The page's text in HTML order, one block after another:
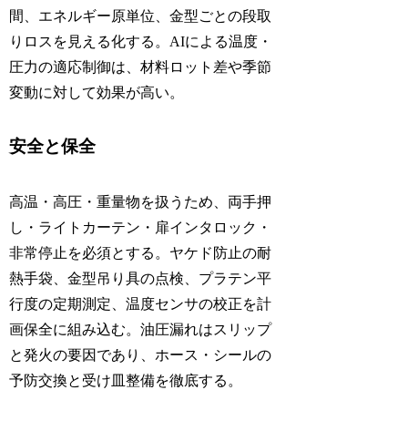
間、エネルギー原単位、金型ごとの段取
りロスを見える化する。AIによる温度・
圧力の適応制御は、材料ロット差や季節
変動に対して効果が高い。
安全と保全
高温・高圧・重量物を扱うため、両手押
し・ライトカーテン・扉インタロック・
非常停止を必須とする。ヤケド防止の耐
熱手袋、金型吊り具の点検、プラテン平
行度の定期測定、温度センサの校正を計
画保全に組み込む。油圧漏れはスリップ
と発火の要因であり、ホース・シールの
予防交換と受け皿整備を徹底する。